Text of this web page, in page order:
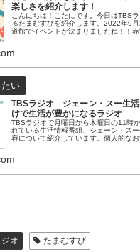
楽しさを紹介します！
こんにちは！こたにです。今日はTBS
るたまむすびを紹介します。2022年9
道館でイベントが決まりましたね！！赤
TBSラジオ ジェーン・スー生
けで生活が豊かになるラジオ
TBSラジオで月曜日から木曜日の11時
れている生活情報番組、ジェーン・ス
容について紹介しています。個人的なお
ジオ たまむすび